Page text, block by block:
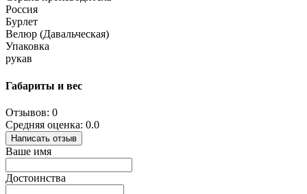
Россия
Бурлет
Велюр (Давальческая)
Упаковка
рукав
Габариты и вес
Отзывов: 0
Средняя оценка: 0.0
Написать отзыв
Ваше имя
Достоинства